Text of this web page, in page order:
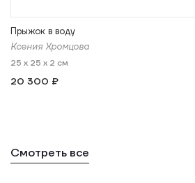
Прыжок в воду
Ксения Хромцова
25 x 25 x 2 см
20 300 ₽
Смотреть все